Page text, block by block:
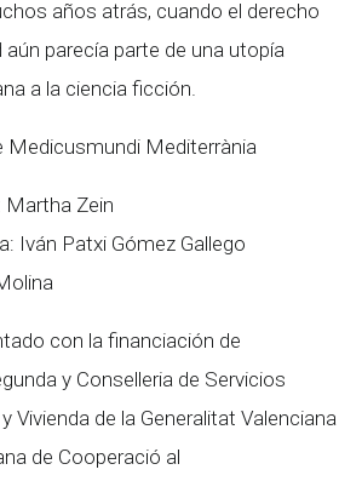
años atrás, cuando el derecho
aún parecía parte de una utopía
a la ciencia ficción.
Medicusmundi Mediterrània
Martha Zein
Iván Patxi Gómez Gallego
con la financiación de
y Conselleria de Servicios
Vivienda de la Generalitat Valenciana
de Cooperació al